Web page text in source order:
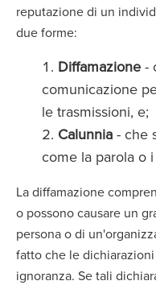
reputazione di un
due forme:
Diffamazione -
comunicazione
le trasmissioni, e;
Calunnia - che
come la parola o
La diffamazione
o possono causare un
persona o di
fatto che le
ignoranza. Se tali